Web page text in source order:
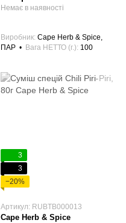
Немає в наявності
Виробник Cape Herb & Spice,
ПАР
Вага НЕТТО (г.) 100
3
3
−20%
Артикул: RUBTB000013
Cape Herb & Spice